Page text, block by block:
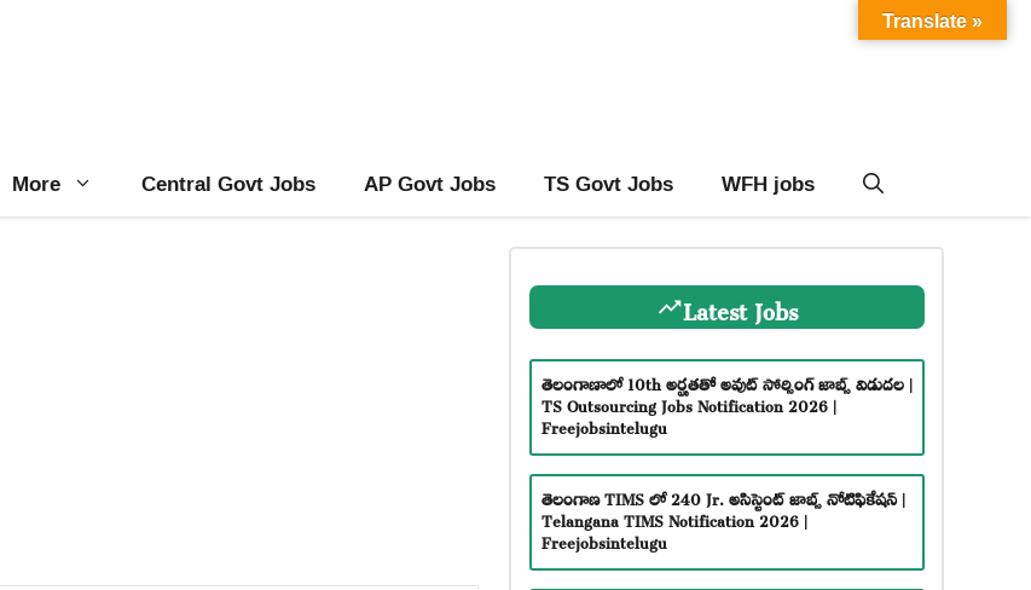
More Central Govt Jobs AP Govt Jobs TS Govt Jobs WFH jobs
Latest Jobs
తెలంగాణాలో 10th అర్హతతో అవుట్ సోర్సింగ్ జాబ్స్ విడుదల |
TS Outsourcing Jobs Notification 2026 |
Freejobsintelugu
తెలంగాణ TIMS లో 240 Jr. అసిస్టెంట్ జాబ్స్ నోటిఫికేషన్ |
Telangana TIMS Notification 2026 |
Freejobsintelugu
Translate »